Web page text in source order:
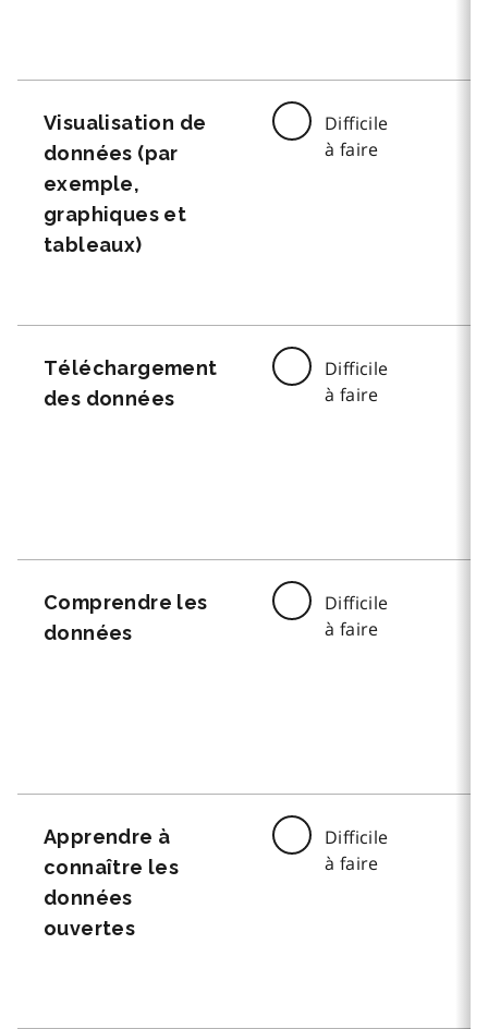
Visualisation de
données (par
exemple,
graphiques et
tableaux)
Difficile
à faire
Téléchargement
des données
Difficile
à faire
Comprendre les
données
Difficile
à faire
Apprendre à
connaître les
données
ouvertes
Difficile
à faire